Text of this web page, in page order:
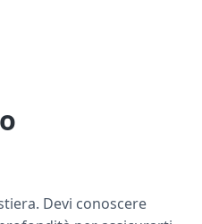
Devi conoscere